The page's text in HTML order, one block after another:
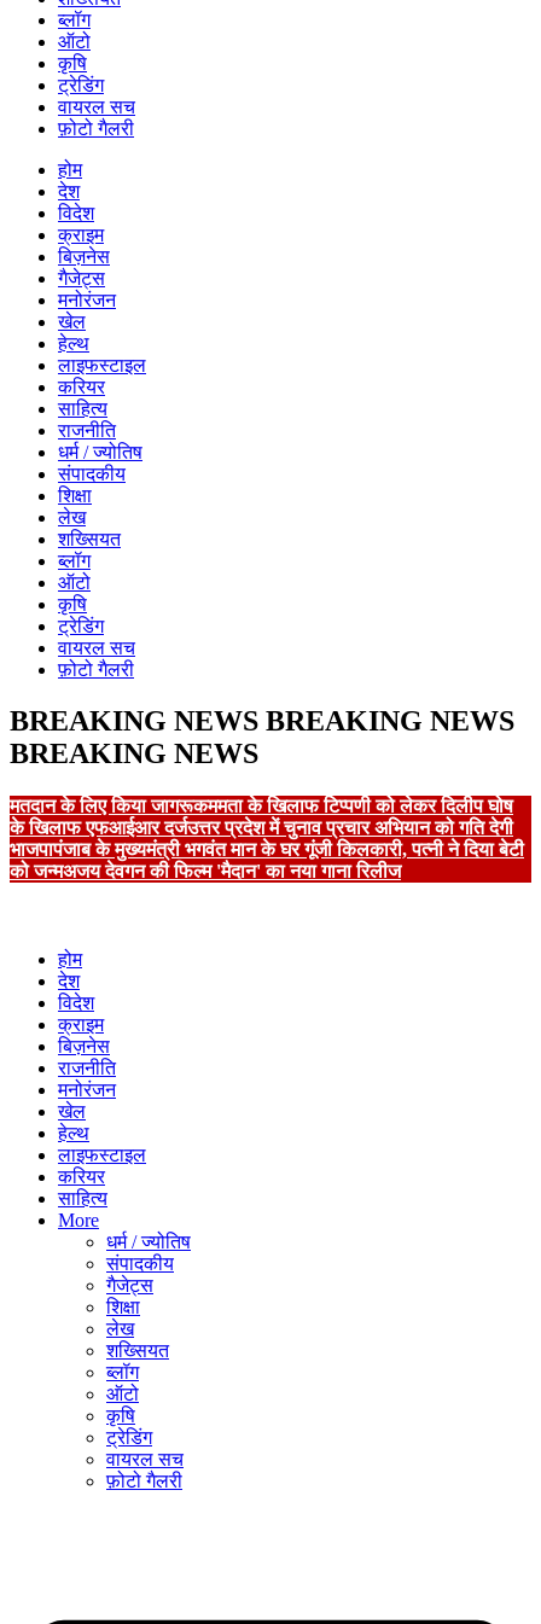
ब्लॉग
ऑटो
कृषि
ट्रेडिंग
वायरल सच
फ़ोटो गैलरी
होम
देश
विदेश
क्राइम
बिज़नेस
गैजेट्स
मनोरंजन
खेल
हेल्थ
लाइफस्टाइल
करियर
साहित्य
राजनीति
धर्म / ज्योतिष
संपादकीय
शिक्षा
लेख
शख्सियत
ब्लॉग
ऑटो
कृषि
ट्रेडिंग
वायरल सच
फ़ोटो गैलरी
BREAKING NEWS BREAKING NEWS
BREAKING NEWS
मतदान के लिए किया जागरूकममता के खिलाफ टिप्पणी को लेकर दिलीप घोष
के खिलाफ एफआईआर दर्जउत्तर प्रदेश में चुनाव प्रचार अभियान को गति देगी
भाजपापंजाब के मुख्यमंत्री भगवंत मान के घर गूंजी किलकारी, पत्नी ने दिया बेटी
को जन्मअजय देवगन की फिल्म 'मैदान' का नया गाना रिलीज
होम
देश
विदेश
क्राइम
बिज़नेस
राजनीति
मनोरंजन
खेल
हेल्थ
लाइफस्टाइल
करियर
साहित्य
More
धर्म / ज्योतिष
संपादकीय
गैजेट्स
शिक्षा
लेख
शख्सियत
ब्लॉग
ऑटो
कृषि
ट्रेडिंग
वायरल सच
फ़ोटो गैलरी